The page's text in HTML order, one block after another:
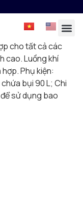
giấy, gỗ và bìa
chính cho loại
cho tất cả các
cao. Luồng khí
Phụ kiện:
bụi 90 L; Chi
sử dụng bao